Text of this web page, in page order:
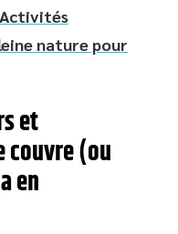
Activités
nature pour
et
couvre (ou
en